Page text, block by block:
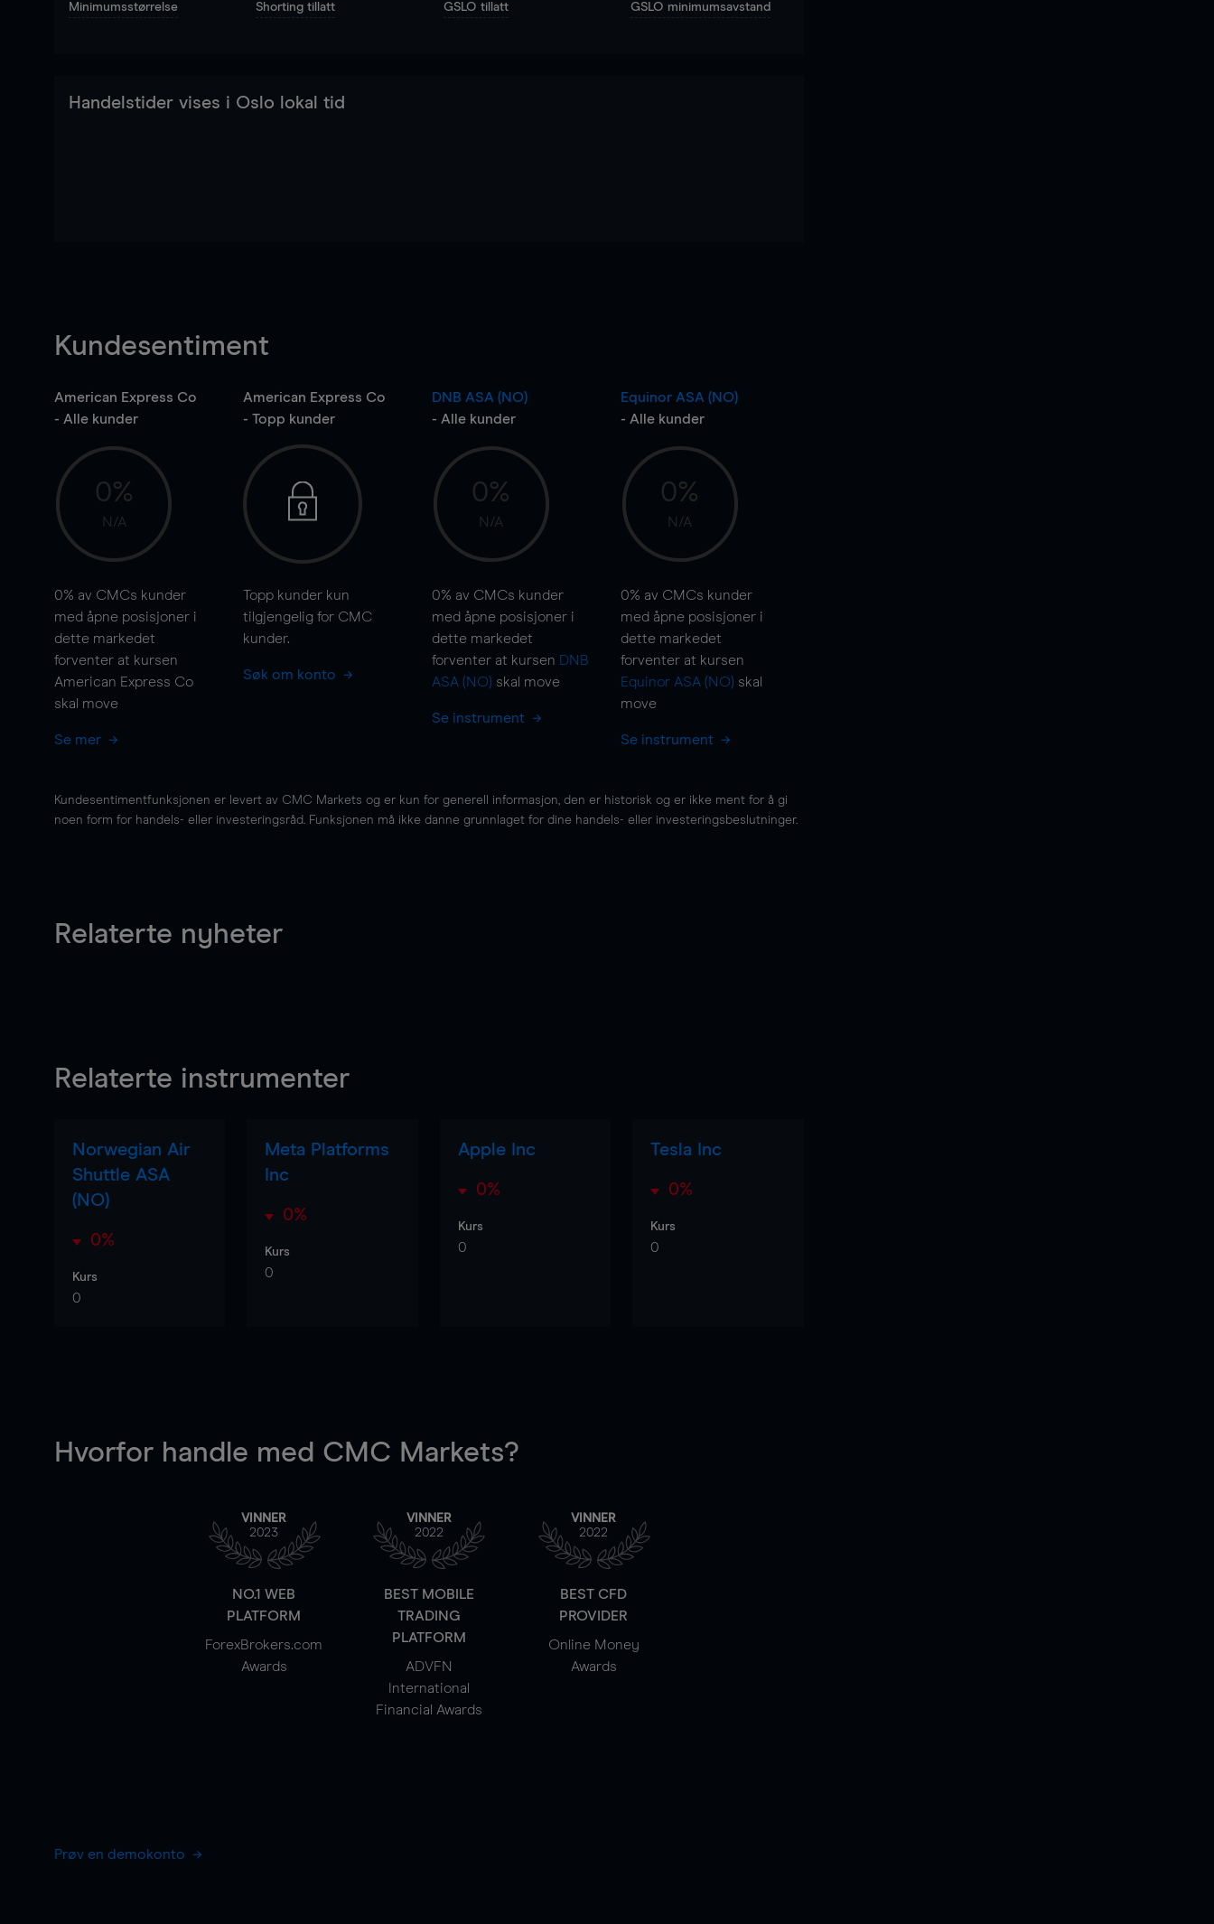
Minimumsstørrelse Shorting tillatt GSLO tillatt GSLO minimumsavstand
Handelstider vises i Oslo lokal tid
Kundesentiment
American Express Co
- Alle kunder
0%
N/A
0% av CMCs kunder
med åpne posisjoner i
dette markedet
forventer at kursen
American Express Co
skal move
Se mer
American Express Co
- Topp kunder
Topp kunder kun
tilgjengelig for CMC
kunder.
Søk om konto
DNB ASA (NO)
- Alle kunder
0%
N/A
0% av CMCs kunder
med åpne posisjoner i
dette markedet
forventer at kursen DNB
ASA (NO) skal move
Se instrument
Equinor ASA (NO)
- Alle kunder
0%
N/A
0% av CMCs kunder
med åpne posisjoner i
dette markedet
forventer at kursen
Equinor ASA (NO) skal
move
Se instrument
Kundesentimentfunksjonen er levert av CMC Markets og er kun for generell informasjon, den er historisk og er ikke ment for å gi
noen form for handels- eller investeringsråd. Funksjonen må ikke danne grunnlaget for dine handels- eller investeringsbeslutninger.
Relaterte nyheter
Relaterte instrumenter
Norwegian Air
Shuttle ASA
(NO)
0%
Kurs
0
Meta Platforms
Inc
0%
Kurs
0
Apple Inc
0%
Kurs
0
Tesla Inc
0%
Kurs
0
Hvorfor handle med CMC Markets?
VINNER
2023
NO.1 WEB
PLATFORM
ForexBrokers.com
Awards
VINNER
2022
BEST MOBILE
TRADING
PLATFORM
ADVFN
International
Financial Awards
VINNER
2022
BEST CFD
PROVIDER
Online Money
Awards
Prøv en demokonto